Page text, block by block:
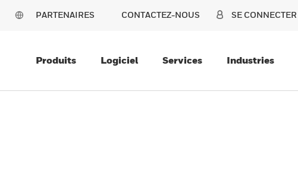
PARTENAIRES CONTACTEZ-NOUS SE CONNECTER
Produits Logiciel Services Industries